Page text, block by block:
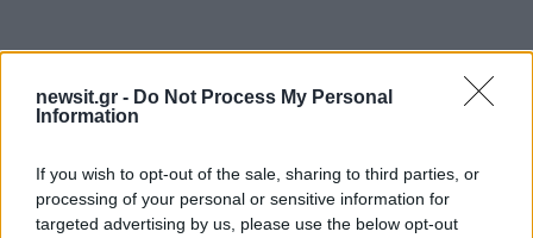
newsit.gr - Do Not Process My Personal
Information
If you wish to opt-out of the sale, sharing to third parties, or
processing of your personal or sensitive information for
targeted advertising by us, please use the below opt-out
Πιο δημοφιλή
1 τροχαίο με νεκρούς μητέρα και γιο – Ο
οδηγός του φορτηγού κατέγραψε τη
σύγκρουση